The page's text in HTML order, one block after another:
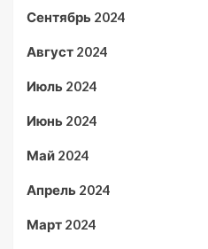
Сентябрь 2024
Август 2024
Июль 2024
Июнь 2024
Май 2024
Апрель 2024
Март 2024